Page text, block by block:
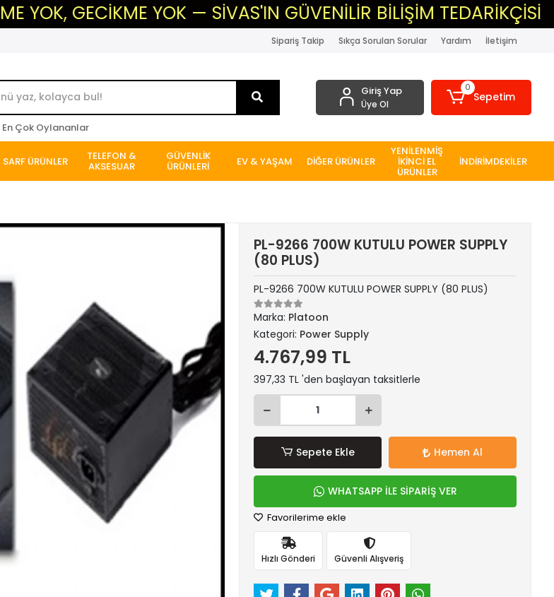
YOK — SİVAS'IN GÜVENİLİR BİLİŞİM TEDARİKÇİSİ
Sipariş Takip Sıkça Sorulan Sorular Yardım İletişim
En Çok Oylananlar
Giriş Yap
Üye Ol
0
Sepetim
SARF ÜRÜNLER TELEFON &
AKSESUAR
GÜVENLİK
ÜRÜNLERİ EV & YAŞAM DİĞER ÜRÜNLER
YENİLENMİŞ
İKİNCİ EL
ÜRÜNLER
İNDİRİMDEKİLER
PL-9266 700W KUTULU POWER SUPPLY
(80 PLUS)
PL-9266 700W KUTULU POWER SUPPLY (80 PLUS)
Marka: Platoon
Kategori: Power Supply
4.767,99 TL
397,33 TL 'den başlayan taksitlerle
Sepete Ekle Hemen Al
WHATSAPP İLE SİPARİŞ VER
Favorilerime ekle
Hızlı Gönderi Güvenli Alışveriş